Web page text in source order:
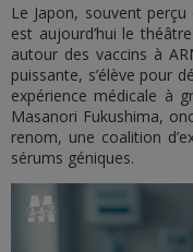
Le Japon, souvent
est aujourd’hui le
autour des vaccins à
puissante, s’élève pour
expérience médicale à
Masanori Fukushima,
renom, une coalition
sérums géniques.